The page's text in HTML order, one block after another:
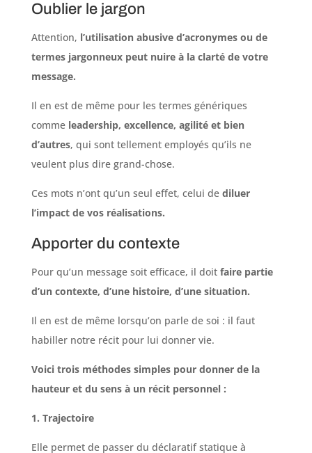
Oublier le jargon
Attention, l’utilisation abusive d’acronymes ou de
termes jargonneux peut nuire à la clarté de votre
message.
Il en est de même pour les termes génériques
comme leadership, excellence, agilité et bien
d’autres, qui sont tellement employés qu’ils ne
veulent plus dire grand-chose.
Ces mots n’ont qu’un seul effet, celui de diluer
l’impact de vos réalisations.
Apporter du contexte
Pour qu’un message soit efficace, il doit faire partie
d’un contexte, d’une histoire, d’une situation.
Il en est de même lorsqu’on parle de soi : il faut
habiller notre récit pour lui donner vie.
Voici trois méthodes simples pour donner de la
hauteur et du sens à un récit personnel :
1. Trajectoire
Elle permet de passer du déclaratif statique à